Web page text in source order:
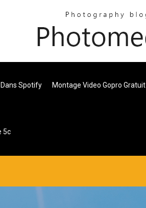
Spotify Montage Video Gopro Gratuit
5c